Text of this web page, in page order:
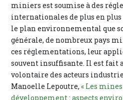
miniers est soumise à des
internationales de plus en
le plan environnemental que
générale, de nombreux pays
ces réglementations, leur
souvent insuffisante. Il est fait
volontaire des acteurs
Manoelle Lepoutre,« Les
développement : aspects